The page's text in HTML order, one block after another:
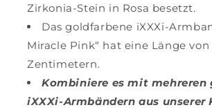
Zirkonia-Stein in Rosa besetzt.
Das goldfarbene iXXXi-
Miracle Pink“ hat eine Länge von
Zentimetern.
Kombiniere es mit mehreren
iXXXi-Armbändern aus